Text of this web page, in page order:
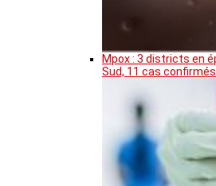
Mpox : 3 districts en
Sud, 11 cas confirmés